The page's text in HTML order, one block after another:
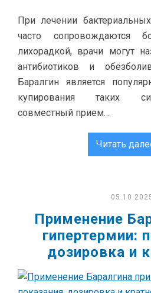
При лечении
часто сопровождаются
лихорадкой, врачи могут
антибиотиков и
Баралгин является
купирования таких
совместный прием…
Читать
Применение
гипертермии:
дозировка и